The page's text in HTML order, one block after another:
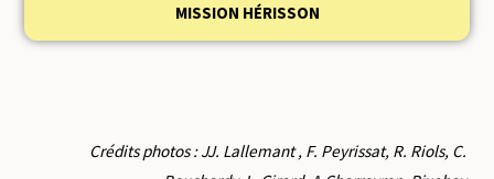
MISSION HÉRISSON
Crédits photos : JJ. Lallemant , F. Peyrissat, R. Riols, C.